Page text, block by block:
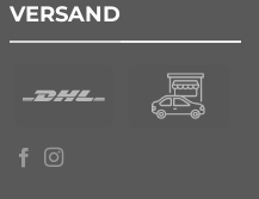
VERSAND